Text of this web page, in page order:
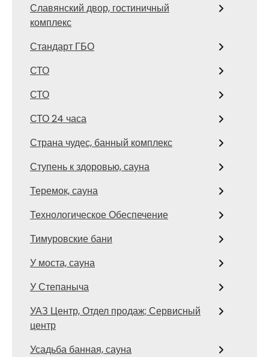
Славянский двор, гостиничный
комплекс
Стандарт ГБО
СТО
СТО
СТО 24 часа
Страна чудес, банный комплекс
Ступень к здоровью, сауна
Теремок, сауна
Технологическое Обеспечение
Тимуровские бани
У моста, сауна
У Степаныча
УАЗ Центр, Отдел продаж; Сервисный
центр
Усадьба банная, сауна